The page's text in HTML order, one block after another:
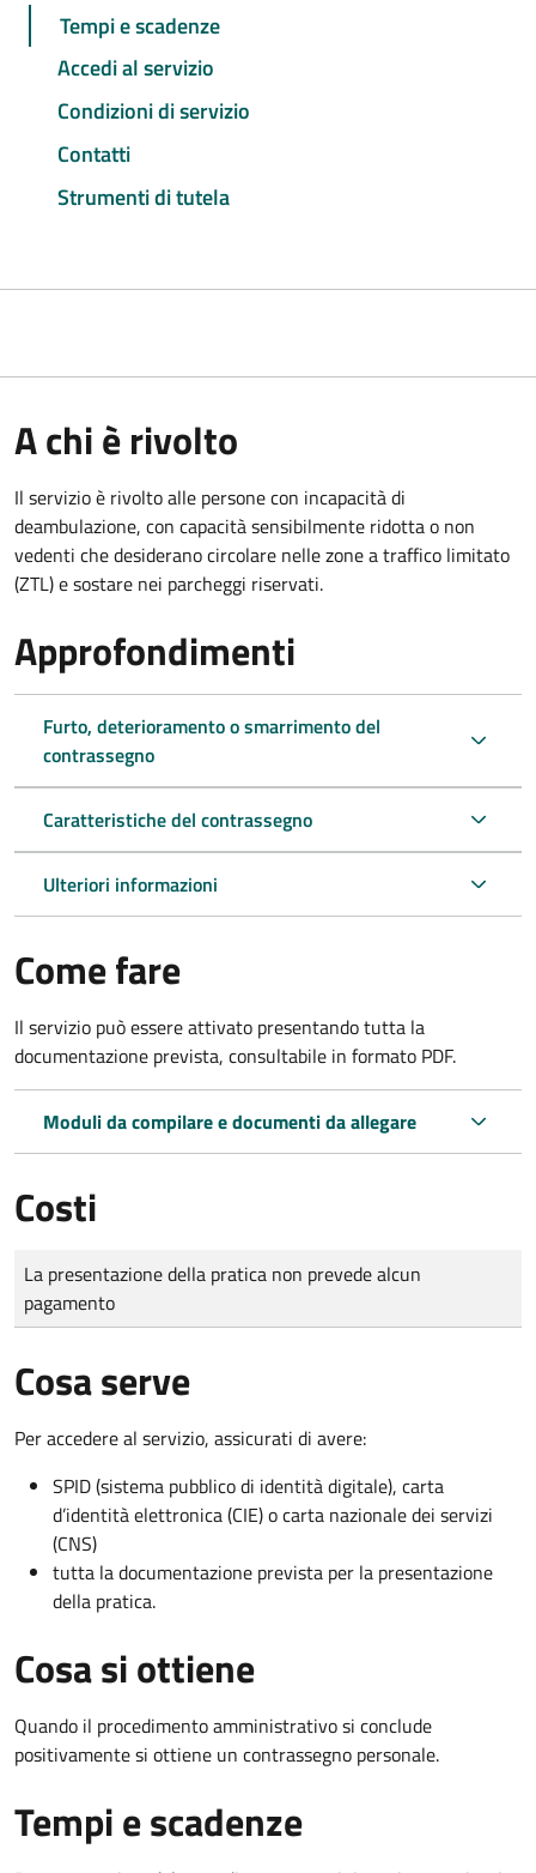
Tempi e scadenze
Accedi al servizio
Condizioni di servizio
Contatti
Strumenti di tutela
A chi è rivolto
Il servizio è rivolto alle persone con incapacità di
deambulazione, con capacità sensibilmente ridotta o non
vedenti che desiderano circolare nelle zone a traffico limitato
(ZTL) e sostare nei parcheggi riservati.
Approfondimenti
Furto, deterioramento o smarrimento del
contrassegno
Caratteristiche del contrassegno
Ulteriori informazioni
Come fare
Il servizio può essere attivato presentando tutta la
documentazione prevista, consultabile in formato PDF.
Moduli da compilare e documenti da allegare
Costi
Tipo di pagamento
Importo
La presentazione della pratica non prevede alcun
pagamento
Cosa serve
Per accedere al servizio, assicurati di avere:
SPID (sistema pubblico di identità digitale), carta
d’identità elettronica (CIE) o carta nazionale dei servizi
(CNS)
tutta la documentazione prevista per la presentazione
della pratica.
Cosa si ottiene
Quando il procedimento amministrativo si conclude
positivamente si ottiene un contrassegno personale.
Tempi e scadenze